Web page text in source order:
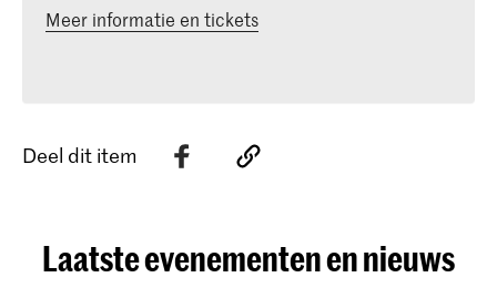
Meer informatie en tickets
Deel dit item
Laatste evenementen en nieuws